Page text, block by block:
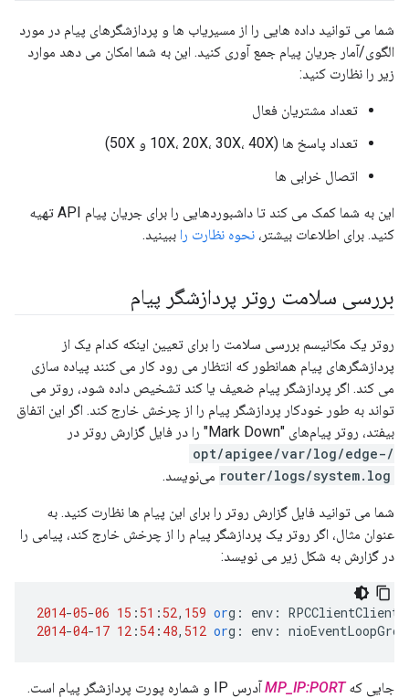
شما می توانید داده هایی را از مسیریاب ها و پردازشگرهای پیام در مورد
الگوی/آمار جریان پیام جمع آوری کنید. این به شما امکان می دهد موارد
زیر را نظارت کنید:
تعداد مشتریان فعال
تعداد پاسخ ها (10X، 20X، 30X، 40X و 50X)
اتصال خرابی ها
این به شما کمک می کند تا داشبوردهایی را برای جریان پیام API تهیه
کنید. برای اطلاعات بیشتر، نحوه نظارت را ببینید.
بررسی سلامت روتر پردازشگر پیام
روتر یک مکانیسم بررسی سلامت را برای تعیین اینکه کدام یک از
پردازشگرهای پیام همانطور که انتظار می رود کار می کنند پیاده سازی
می کند. اگر پردازشگر پیام ضعیف یا کند تشخیص داده شود، روتر می
تواند به طور خودکار پردازشگر پیام را از چرخش خارج کند. اگر این اتفاق
بیفتد، روتر پیام‌های "Mark Down" را در فایل گزارش روتر در
/opt/apigee/var/log/edge-
router/logs/system.log می‌نویسد.
شما می توانید فایل گزارش روتر را برای این پیام ها نظارت کنید. به
عنوان مثال، اگر روتر یک پردازشگر پیام را از چرخش خارج کند، پیامی را
در گزارش به شکل زیر می نویسد:
2014-05-06 15 : 51 : 52, 159 org : env :
2014-04-17 12 : 54 : 48, 512 org : env :
جایی کهMP_IP:PORT آدرس IP و شماره پورت پردازشگر پیام است.